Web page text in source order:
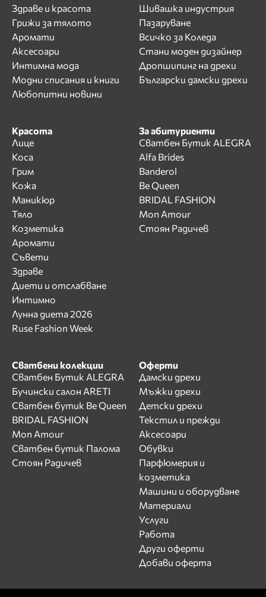
Здраве и красота
Грижи за тялото
Аромати
Аксесоари
Интимна мода
Модни списания и книги
Любопитни новини
Шивашка индустрия
Пазаруване
Всичко за Коледа
Стани моден дизайнер
Дропшипинг на дрехи
Български дамски дрехи
Красота
Лице
Коса
Грим
Кожа
Маникюр
Тяло
Козметика
Аромати
Съвети
Здраве
Диети и отслабване
Интимно
Лунна диета 2026
Ruse Fashion Week
За абитуриенти
Сватбен Бутик ALEGRA
Alfa Brides
Banderol
Be Queen
BRIDAL FASHION
Mon Amour
Стоян Радичев
Сватбени колекции
Сватбен Бутик ALEGRA
Бучински салон ARETI
Сватбен бутик Be Queen
BRIDAL FASHION
Mon Amour
Сватбен бутик Палома
Стоян Радичев
Оферти
Дамски дрехи
Мъжки дрехи
Детски дрехи
Текстил и прежди
Аксесоари
Обувки
Парфюмерия и
козметика
Машини и оборудване
Материали
Услуги
Работа
Други оферти
Добави оферта